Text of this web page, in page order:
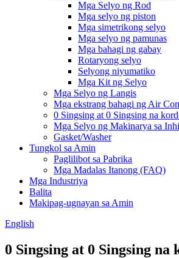
Mga Selyo ng Rod
Mga selyo ng piston
Mga simetrikong selyo
Mga selyo ng pamunas
Mga bahagi ng gabay
Rotaryong selyo
Selyong niyumatiko
Mga Kit ng Selyo
Mga Selyo ng Langis
Mga ekstrang bahagi ng Air
0 Singsing at 0 Singsing na
Mga Selyo ng Makinarya sa
Gasket/Washer
Tungkol sa Amin
Paglilibot sa Pabrika
Mga Madalas Itanong (FAQ)
Mga Industriya
Balita
Makipag-ugnayan sa Amin
English
0 Singsing at 0 Singsing na